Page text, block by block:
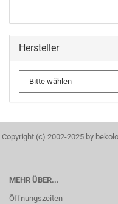
Hersteller
Copyright (c) 2002-2025 by
MEHR ÜBER...
Öffnungszeiten